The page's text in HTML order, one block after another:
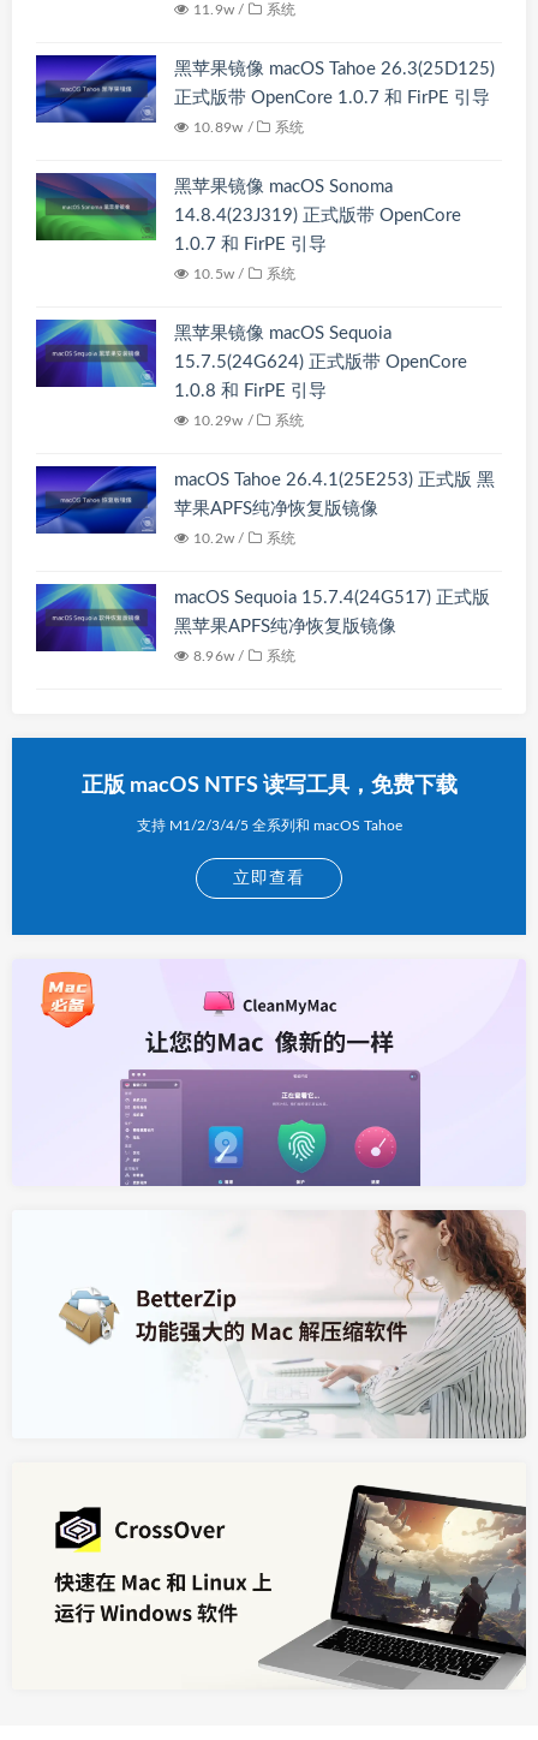
11.9w / 系统
黑苹果镜像 macOS Tahoe 26.3(25D125)
正式版带 OpenCore 1.0.7 和 FirPE 引导
10.89w / 系统
黑苹果镜像 macOS Sonoma
14.8.4(23J319) 正式版带 OpenCore
1.0.7 和 FirPE 引导
10.5w / 系统
黑苹果镜像 macOS Sequoia
15.7.5(24G624) 正式版带 OpenCore
1.0.8 和 FirPE 引导
10.29w / 系统
macOS Tahoe 26.4.1(25E253) 正式版 黑
苹果APFS纯净恢复版镜像
10.2w / 系统
macOS Sequoia 15.7.4(24G517) 正式版
黑苹果APFS纯净恢复版镜像
8.96w / 系统
正版 macOS NTFS 读写工具，免费下载
支持 M1/2/3/4/5 全系列和 macOS Tahoe
立即查看